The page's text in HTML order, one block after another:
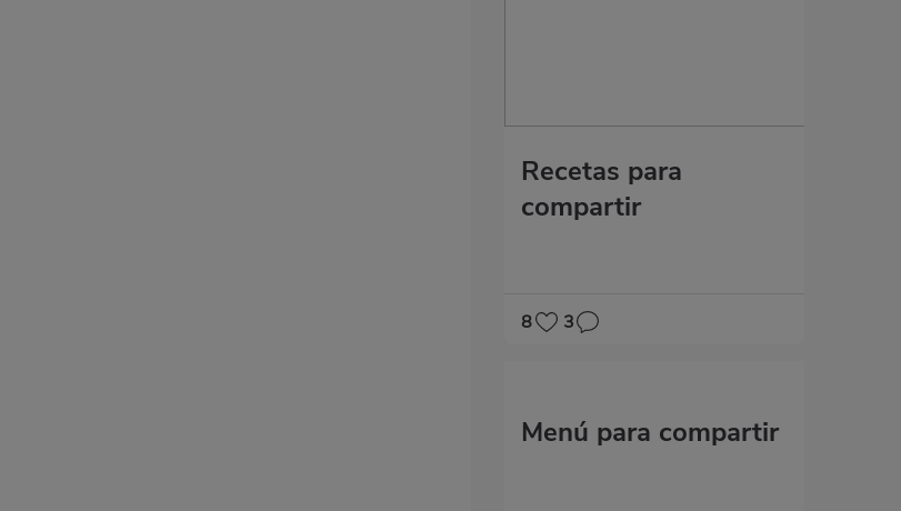
Recetas para
compartir
8 3
M​​enú para compartir